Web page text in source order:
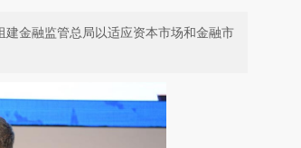
金融监管总局以适应资本市场和金融市